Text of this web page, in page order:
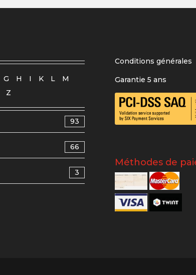
G H I K L
M
Z
93
66
3
Conditions générales
Garantie 5 ans
Méthodes de